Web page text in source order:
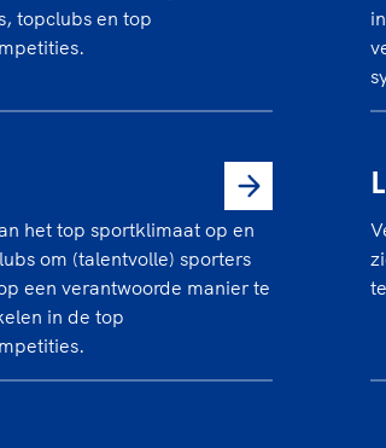
topclubs en top
het top sportklimaat op en
om (talentvolle) sporters
een verantwoorde manier te
in de top